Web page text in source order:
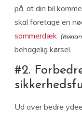
på, at din bil
skal foretage en
sommerdæk
behagelig kørsel.
#2.
Ud over bedre